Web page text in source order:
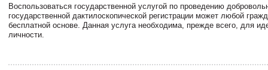
Воспользоваться государственной услугой по проведению
государственной дактилоскопической регистрации может любой
бесплатной основе. Данная услуга необходима, прежде всего, для
личности.